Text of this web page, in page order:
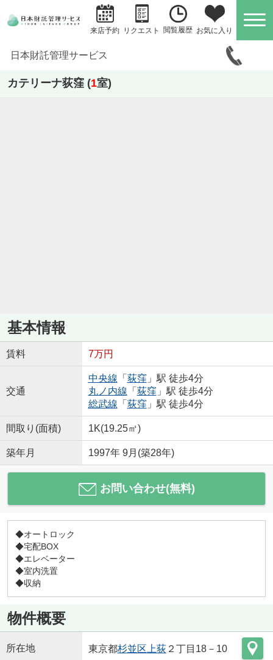
来店予約 リクエスト 閲覧履歴 お気に入り
日本財託管理サービス
カテリーナ荻窪 (1室)
基本情報
賃料 7万円
交通
中央線 「 荻窪 」駅 徒歩4分
丸ノ内線 「 荻窪 」駅 徒歩4分
総武線 「 荻窪 」駅 徒歩4分
間取り(面積) 1K(19.25㎡)
築年月 1997年 9月(築28年)
お問い合わせ(無料)
◆オートロック
◆宅配BOX
◆エレベーター
◆室内洗置
◆収納
物件概要
所在地 東京都杉並区 上荻２丁目18－10